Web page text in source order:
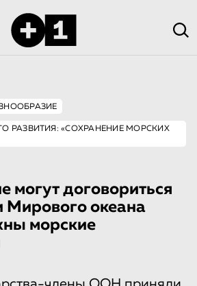
РАЗВИТИЯ: «СОХРАНЕНИЕ МОРСКИХ
могут договориться
Мирового океана
морские